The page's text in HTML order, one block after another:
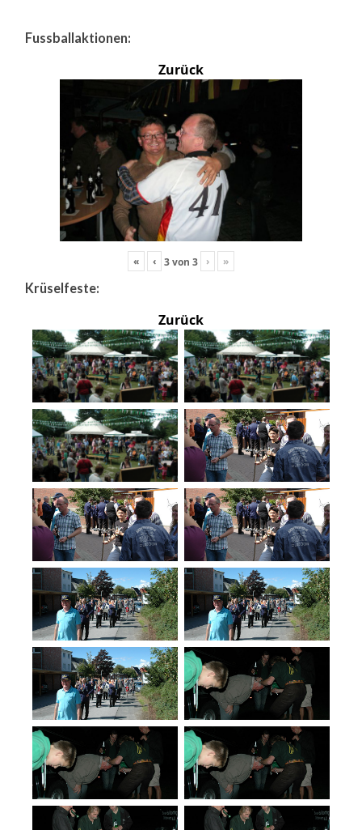
Fussballaktionen:
Zurück
« ‹ 3von 3 › »
Krüselfeste:
Zurück